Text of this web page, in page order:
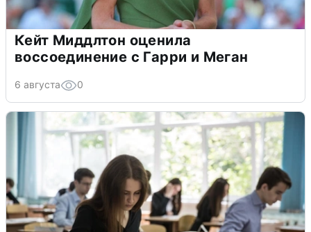
Кейт Миддлтон оценила
воссоединение с Гарри и Меган
6 августа 0